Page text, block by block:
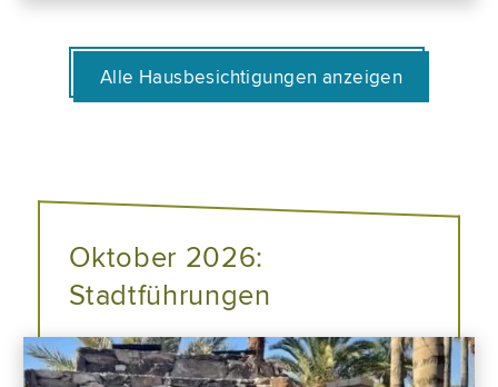
Alle Hausbesichtigungen anzeigen
Oktober 2026:
Stadtführungen